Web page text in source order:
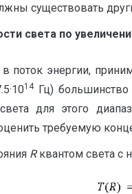
существовать
света по
поток энергии,
14Гц) большинство
для этого
требуемую
Rквантом света с